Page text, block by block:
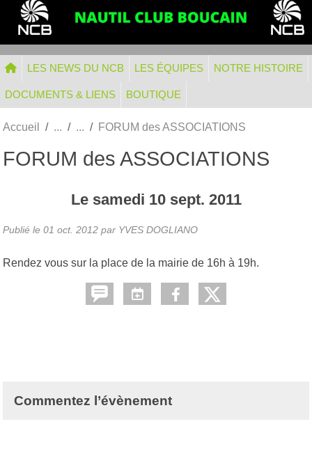
LES NEWS DU NCB LES ÉQUIPES NOTRE HISTOIRE
DOCUMENTS & LIENS BOUTIQUE
Accueil FORUM des ASSOCIATIONS
FORUM des ASSOCIATIONS
Le samedi 10 sept. 2011
Publié le 01 oct. 2012 par YVES DOGLIANO
Rendez vous sur la place de la mairie de 16h à 19h.
Commentez l’évènement
Panneau de gestion des cookies